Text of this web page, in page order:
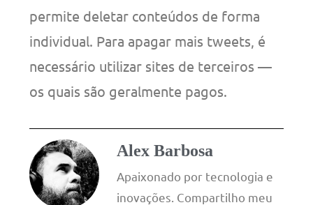
permite deletar conteúdos de forma
individual. Para apagar mais tweets, é
necessário utilizar sites de terceiros —
os quais são geralmente pagos.
Alex Barbosa
Apaixonado por tecnologia e
inovações. Compartilho meu